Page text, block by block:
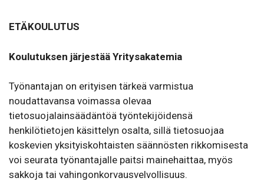
ETÄKOULUTUS
Koulutuksen järjestää Yritysakatemia
Työnantajan on erityisen tärkeä varmistua
noudattavansa voimassa olevaa
tietosuojalainsäädäntöä työntekijöidensä
henkilötietojen käsittelyn osalta, sillä tietosuojaa
koskevien yksityiskohtaisten säännösten rikkomisesta
voi seurata työnantajalle paitsi mainehaittaa, myös
sakkoja tai vahingonkorvausvelvollisuus.